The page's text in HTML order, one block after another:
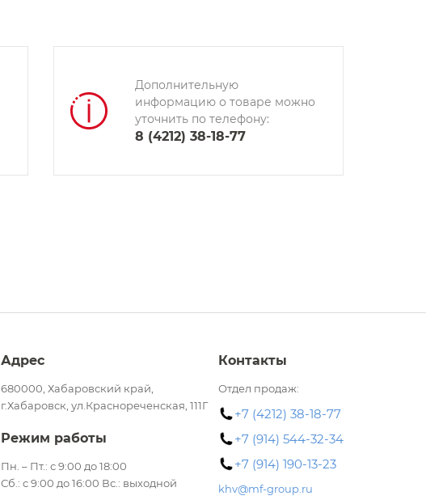
Дополнительную
информацию о товаре можно
уточнить по телефону:
8 (4212) 38-18-77
Адрес
680000, Хабаровский край,
г.Хабаровск, ул.Краснореченская, 111Г
Режим работы
Пн. – Пт.: с 9:00 до 18:00
Сб.: с 9:00 до 16:00 Вс.: выходной
Контакты
Отдел продаж:
+7 (4212) 38-18-77
+7 (914) 544-32-34
+7 (914) 190-13-23
khv@mf-group.ru